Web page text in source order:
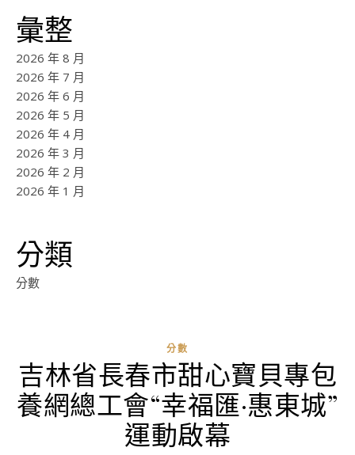
彙整
2026 年 8 月
2026 年 7 月
2026 年 6 月
2026 年 5 月
2026 年 4 月
2026 年 3 月
2026 年 2 月
2026 年 1 月
分類
分數
分數
吉林省長春市甜心寶貝專包
養網總工會“幸福匯·惠東城”
運動啟幕
0